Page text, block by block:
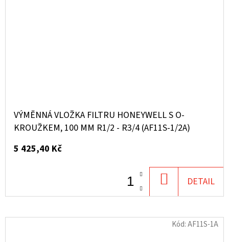
VÝMĚNNÁ VLOŽKA FILTRU HONEYWELL S O-
KROUŽKEM, 100 ΜM R1/2 - R3/4 (AF11S-1/2A)
5 425,40 Kč
KOŠÍKU
DETAIL
Kód:AF11S-1A